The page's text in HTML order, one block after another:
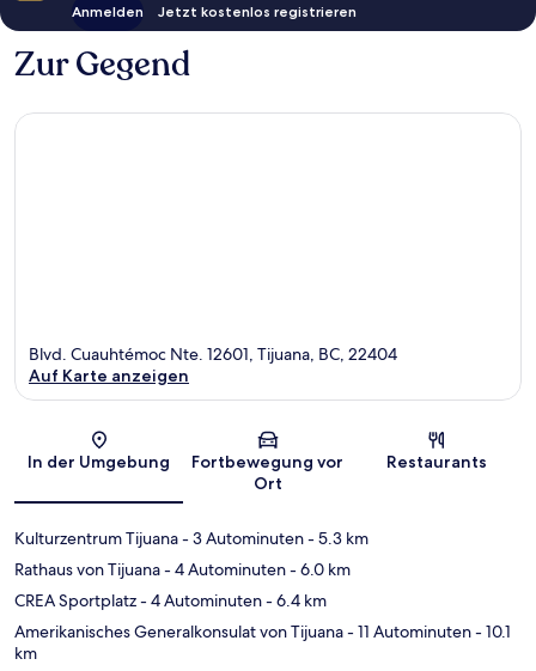
Anmelden Jetzt kostenlos registrieren
Zur Gegend
Karte
Blvd. Cuauhtémoc Nte. 12601, Tijuana, BC, 22404
Auf Karte anzeigen
In der Umgebung
Fortbewegung vor
Ort
Restaurants
Kulturzentrum Tijuana- 3 Autominuten- 5.3 km
Rathaus von Tijuana- 4 Autominuten- 6.0 km
CREA Sportplatz- 4 Autominuten- 6.4 km
Amerikanisches Generalkonsulat von Tijuana- 11 Autominuten- 10.1
km